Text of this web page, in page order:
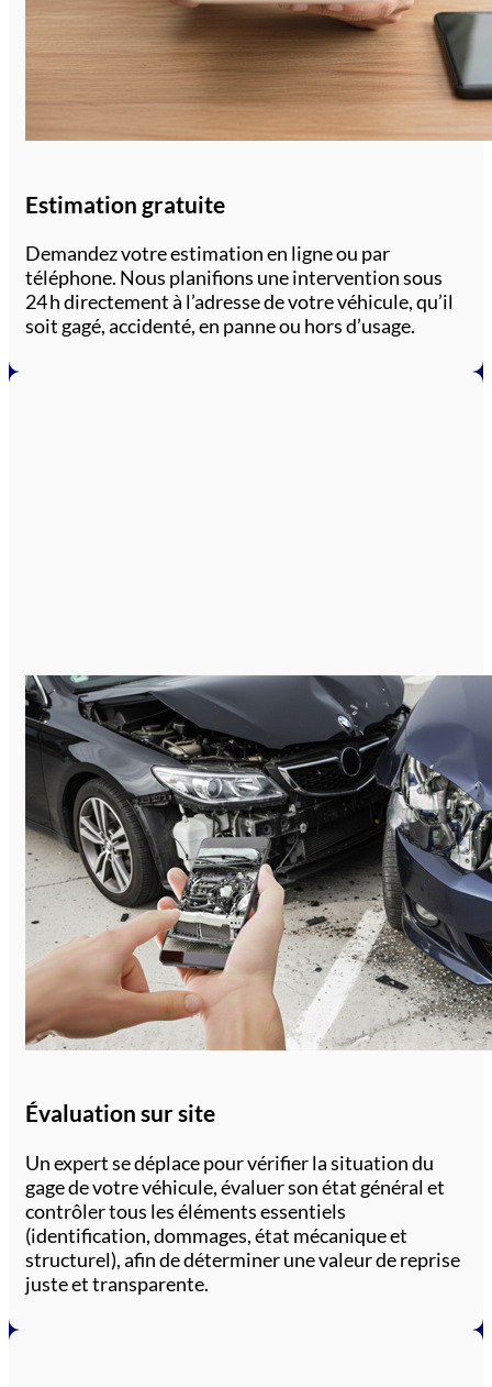
Estimation gratuite
Demandez votre estimation en ligne ou par
téléphone. Nous planifions une intervention sous
24 h directement à l’adresse de votre véhicule, qu’il
soit gagé, accidenté, en panne ou hors d’usage.
Évaluation sur site
Un expert se déplace pour vérifier la situation du
gage de votre véhicule, évaluer son état général et
contrôler tous les éléments essentiels
(identification, dommages, état mécanique et
structurel), afin de déterminer une valeur de reprise
juste et transparente.